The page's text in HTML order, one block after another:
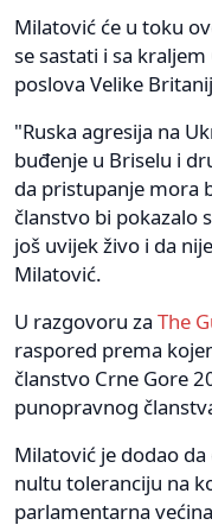
Milatović će u toku
se sastati i sa
poslova Velike
"Ruska agresija na
buđenje u Briselu i
da pristupanje mora
članstvo bi pokazalo
još uvijek živo i da
Milatović.
U razgovoru za The
raspored prema
članstvo Crne Gore
punopravnog
Milatović je dodao
nultu toleranciju na
parlamentarna